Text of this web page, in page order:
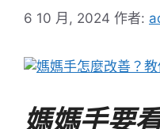
6 10 月, 2024 作者:
媽媽手要